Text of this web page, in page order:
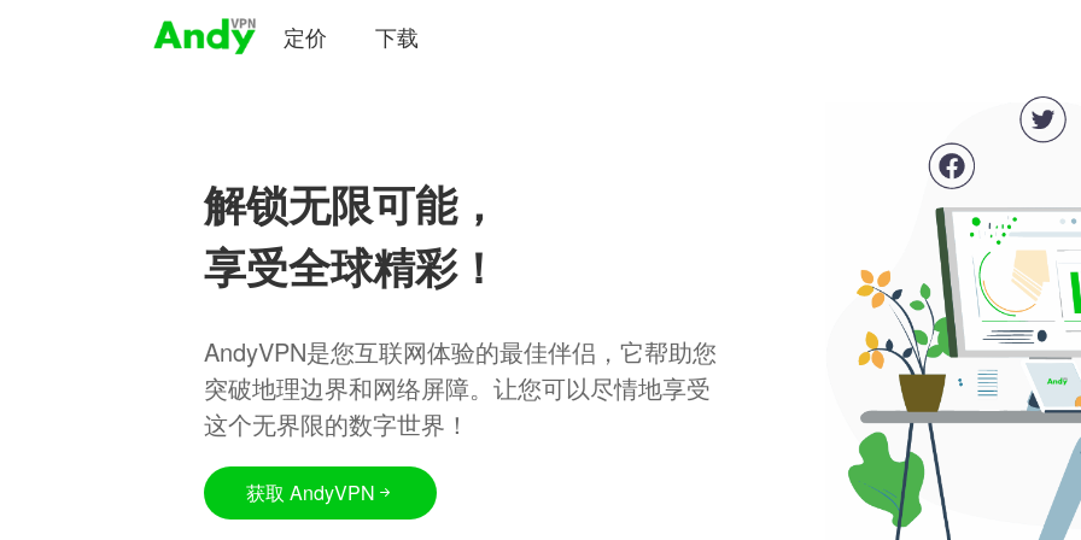
定价 下载
解锁无限可能，
享受全球精彩！
AndyVPN是您互联网体验的最佳伴侣，它帮助您
突破地理边界和网络屏障。让您可以尽情地享受
这个无界限的数字世界！
获取 AndyVPN